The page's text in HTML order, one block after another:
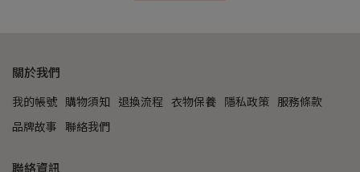
關於我們
我的帳號 購物須知 退換流程 衣物保養 隱私政策 服務條款
品牌故事 聯絡我們
聯絡資訊